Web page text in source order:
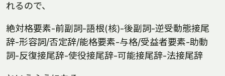
れるので、
絶対格要素-前副詞-語根(核)-後副詞-逆受動態接尾
辞-形容詞/否定辞/能格要素-与格/受益者要素-助動
詞-反復接尾辞-使役接尾辞-可能接尾辞-法接尾辞